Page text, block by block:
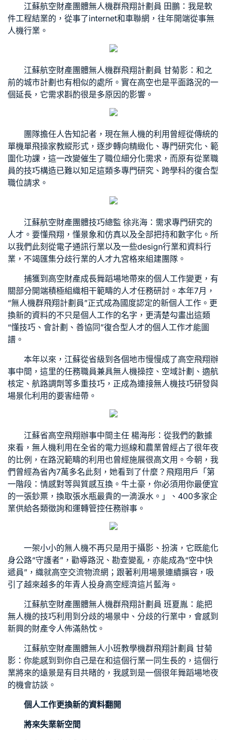
江蘇航空財產團體無人機群飛翔計劃員 田鵬：我是軟
件工程結業的，從事了internet和車聯網，往年開端從事無
人機行業。
江蘇航空財產團體無人機群飛翔計劃員 甘菊影：和之
前的城市計劃也有相似的處所。實在高空也是平面路況的一
個延長，它需求斟酌很是多原因的影響。
團隊擔任人告知記者，現在無人機的利用曾經從傳統的
單機單飛操家教縱形式，逐步轉向精緻化、專門研究化、範
圍化功課，這一改變催生了職位細分化需求，而原有從業職
員的技巧構造已難以知足這類多專門研究、跨學科的復合型
職位請求。
江蘇航空財產團體技巧總監 徐兆海：需求專門研究的
人才。要懂飛翔，懂景象和仿真以及全部把持和數字化。所
以我們此刻從電子通訊行業以及一些design行業和資料行
業，不竭匯集分歧行業的人才九宮格來組建團隊。
捕獲到高空財產成長舞蹈場地帶來的個人工作變更，有
關部分開端積極組織相干範疇的人才任務研討。本年7月，
“無人機群飛翔計劃員”正式成為國度認定的新個人工作。更
換新的資料的不只是個人工作的名字，更清楚勾畫出這類
“懂技巧、會計劃、善協同”復合型人才的個人工作才能圖
譜。
本年以來，江蘇從省級到各個地市慢慢成了高空飛翔辦
事中間，這里的任務職員兼具無人機操控、空域計劃、適航
核定、航路調劑等多重技巧，正成為連接無人機技巧研發與
場景化利用的要害紐帶。
江蘇省高空飛翔辦事中間主任 楊海彤：從我們的數據
來看，無人機利用在全省的電力巡線和農業曾經占了很年夜
的比例，在路況範疇的利用也曾經施展很高文用。今朝，我
們曾經為省內7萬多名此刻，她看到了什麼？飛翔用戶「第
一階段：情感對等與質感互換。牛土豪，你必須用你最便宜
的一張鈔票，換取張水瓶最貴的一滴淚水。」、400多家企
業供給各類徵詢和運轉管控任務辦事。
一架小小的無人機不再只是用于攝影、扮演，它既能化
身公路“守護者”，勸導路況、勘查變亂，亦能成為“空中快
遞員”，織就高空交流物流網；跟著利用場景連續擴容，吸
引了越來越多的年青人投身高空經濟這片藍海。
江蘇航空財產團體無人機群飛翔計劃員 班夏胤：能把
無人機的技巧利用到分歧的場景中、分歧的行業中，會感到
新興的財產令人佈滿熱忱。
江蘇航空財產團體無人小班教學機群飛翔計劃員 甘菊
影：你能感到到你自己是在和這個行業一同生長的，這個行
業將來的遠景是有目共睹的，我感到是一個很年舞蹈場地夜
的機會訪談 。
個人工作更換新的資料翻開
將來失業新空間